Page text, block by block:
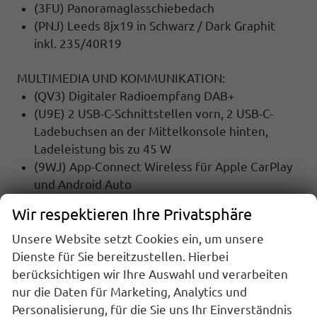
(3FU) Panoramaglasschiebedach
(PNJ) Leeds 8jx19 in Schwarz / Dark Graphit
inkl. 235/40R19
MULTIMEDIA UND KOMMUNIKATION:
(QV3) Digitaler Radioempfang DAB+
(U9E) 2 USB-C-Schnittstellen vorn, 2 USB-C-
Ladebuchsen an der Mittelkonsole hinten,
Ladeleistung bis zu 45 W
(9WJ) App-Connect Wireless für Apple CarPlay
und Android Auto
SICHERHEIT:
(UG1) Berganfahrassistent
(EM2) Ablenkungs- und Müdigkeitserkennung
(2H5) Fahrprofilauswahl
(7AL) Diebstahlwarnanlage mit
Wir respektieren Ihre Privatsphäre
Unsere Website setzt Cookies ein, um unsere
Dienste für Sie bereitzustellen. Hierbei
berücksichtigen wir Ihre Auswahl und verarbeiten
nur die Daten für Marketing, Analytics und
Personalisierung, für die Sie uns Ihr Einverständnis